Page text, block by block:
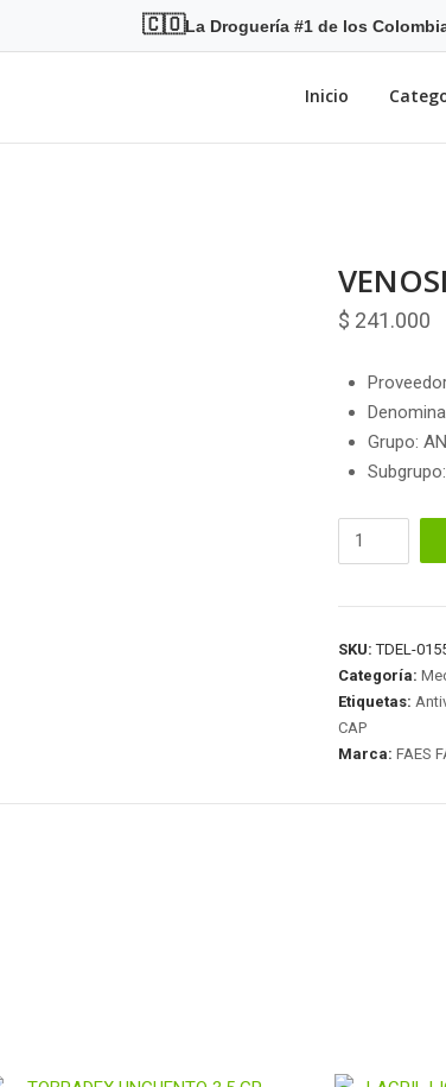
🇨🇴La Droguería #1 de los
Inicio
$ 241.000
Grupo:
VENOSMIL
60
cantidad
SKU:TDEL-
Categoría:
Etiquetas:
CAP
Marca: FAES